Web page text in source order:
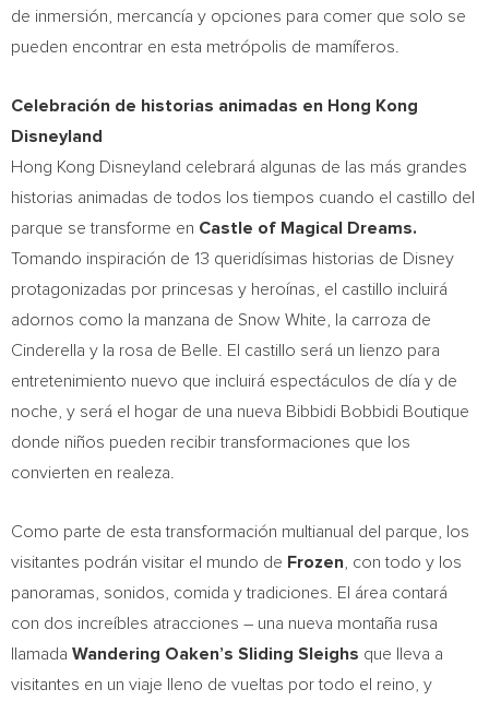
de inmersión, mercancía y opciones para comer que solo se
pueden encontrar en esta metrópolis de mamíferos.
Celebración de historias animadas en Hong Kong
Disneyland
Hong Kong Disneyland celebrará algunas de las más grandes
historias animadas de todos los tiempos cuando el castillo del
parque se transforme en Castle of Magical Dreams.
Tomando inspiración de 13 queridísimas historias de Disney
protagonizadas por princesas y heroínas, el castillo incluirá
adornos como la manzana de Snow White, la carroza de
Cinderella y la rosa de Belle. El castillo será un lienzo para
entretenimiento nuevo que incluirá espectáculos de día y de
noche, y será el hogar de una nueva Bibbidi Bobbidi Boutique
donde niños pueden recibir transformaciones que los
convierten en realeza.
Como parte de esta transformación multianual del parque, los
visitantes podrán visitar el mundo de Frozen , con todo y los
panoramas, sonidos, comida y tradiciones. El área contará
con dos increíbles atracciones – una nueva montaña rusa
llamada Wandering Oaken’s Sliding Sleighs que lleva a
visitantes en un viaje lleno de vueltas por todo el reino, y